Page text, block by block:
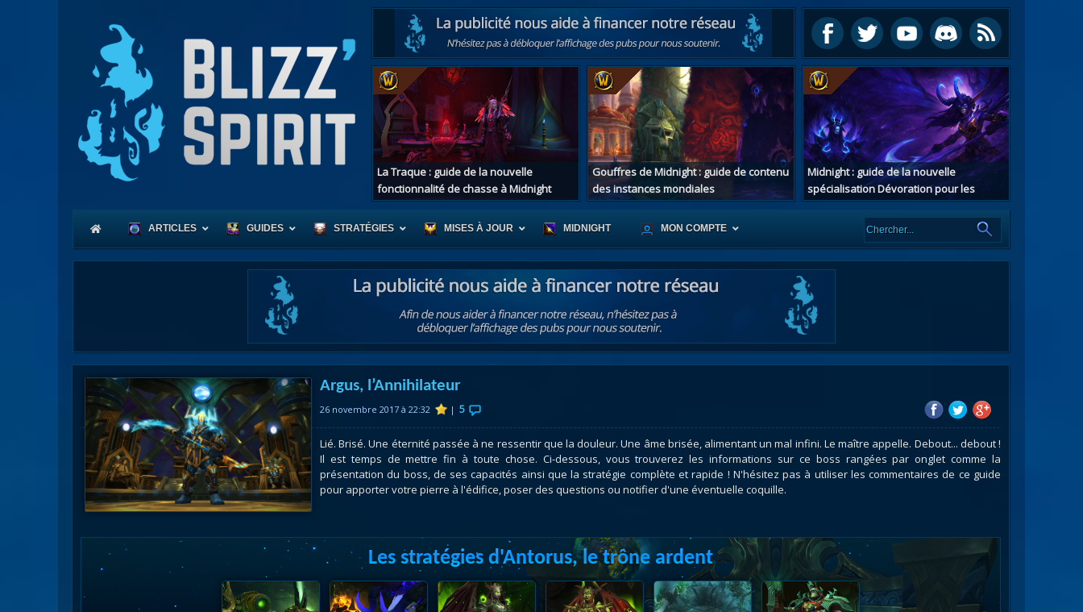
La Traque : guide de la nouvelle
fonctionnalité de chasse à Midnight
Gouffres de Midnight : guide de contenu
des instances mondiales
Midnight : guide de la nouvelle
spécialisation Dévoration pour les
chasseurs de démons
ARTICLES GUIDES
Coeur d'Azeroth
Exploration des îles
Nazjatar
Mécagone
Débloquer le vol
Assauts à Uldum et au Val
Visions horrifiques
VOIR + DE GUIDES
Scénario de Chromie
Les bastonneurs
Rivage Brisé
Les réputations
Les montures
Les mascottes
Les jouets
Les métiers
STRATÉGIES MISES À JOUR MIDNIGHT MON COMPTE
Argus, l’Annihilateur
26 novembre 2017 à 22:32 | 5
Lié. Brisé. Une éternité passée à ne ressentir que la douleur. Une âme brisée, alimentant un mal infini. Le maître appelle. Debout... debout !
Il est temps de mettre fin à toute chose. Ci-dessous, vous trouverez les informations sur ce boss rangées par onglet comme la
présentation du boss, de ses capacités ainsi que la stratégie complète et rapide ! N'hésitez pas à utiliser les commentaires de ce guide
pour apporter votre pierre à l'édifice, poser des questions ou notifier d'une éventuelle coquille.
Les stratégies d'Antorus, le trône ardent